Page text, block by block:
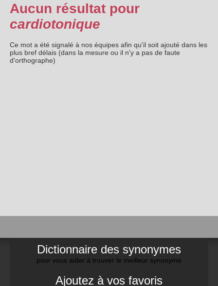
Aucun résultat pour
cardiotonique
Ce mot a été signalé à nos équipes afin qu'il soit ajouté dans les
plus bref délais (dans la mesure ou il n'y a pas de faute
d'orthographe)
Dictionnaire des synonymes
pour vous aider à trouver le meilleur synonyme
Ajoutez à vos favoris